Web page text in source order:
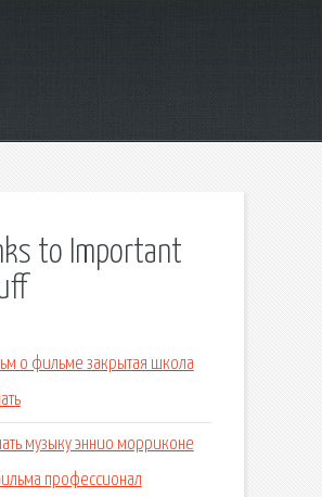
to Important
о фильме закрытая школа
музыку эннио морриконе
профессионал